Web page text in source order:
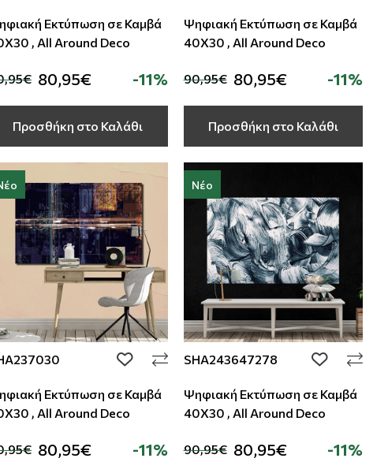
Εκτύπωση σε Καμβά
, All Around Deco
80,95€ -11%
Προσθήκη στο Καλάθι
Ψηφιακή Εκτύπωση σε Καμβά
40Χ30 , All Around Deco
90,95€ 80,95€ -11%
Προσθήκη στο Καλάθι
add to wishlist
Εκτύπωση σε Καμβά
, All Around Deco
80,95€ -11%
Νέο
SHA243647278 add to
Ψηφιακή Εκτύπωση σε Καμβά
40Χ30 , All Around Deco
90,95€ 80,95€ -11%